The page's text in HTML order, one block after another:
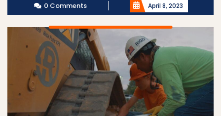
0 Comments April 8, 2023